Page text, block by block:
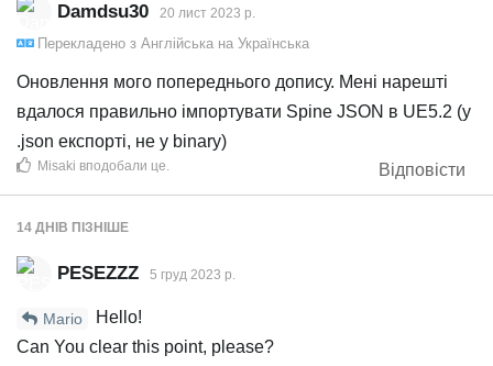
Damdsu30 20 лист 2023 р.
Перекладено з Англійська на Українська
Оновлення мого попереднього допису. Мені нарешті
вдалося правильно імпортувати Spine JSON в UE5.2 (у
.json експорті, не у binary)
Відповісти
Misaki вподобали це.
14 ДНІВ ПІЗНІШЕ
PESEZZZ 5 груд 2023 р.
Mario
Hello!
Can You clear this point, please?